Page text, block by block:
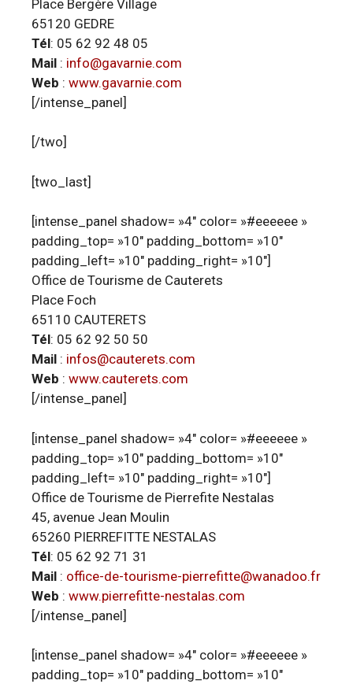
Place Bergère Village
65120 GEDRE
Tél: 05 62 92 48 05
Mail : info@gavarnie.com
Web : www.gavarnie.com
[/intense_panel]
[/two]
[two_last]
[intense_panel shadow= »4″ color= »#eeeeee »
padding_top= »10″ padding_bottom= »10″
padding_left= »10″ padding_right= »10″]
Office de Tourisme de Cauterets
Place Foch
65110 CAUTERETS
Tél: 05 62 92 50 50
Mail : infos@cauterets.com
Web : www.cauterets.com
[/intense_panel]
[intense_panel shadow= »4″ color= »#eeeeee »
padding_top= »10″ padding_bottom= »10″
padding_left= »10″ padding_right= »10″]
Office de Tourisme de Pierrefite Nestalas
45, avenue Jean Moulin
65260 PIERREFITTE NESTALAS
Tél: 05 62 92 71 31
Mail : office-de-tourisme-pierrefitte@wanadoo.fr
Web : www.pierrefitte-nestalas.com
[/intense_panel]
[intense_panel shadow= »4″ color= »#eeeeee »
padding_top= »10″ padding_bottom= »10″